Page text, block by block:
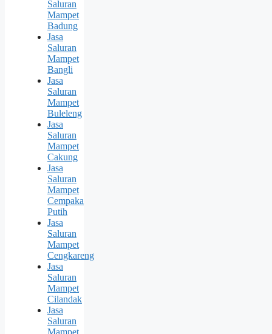
Saluran
Mampet
Badung
Jasa
Saluran
Mampet
Bangli
Jasa
Saluran
Mampet
Buleleng
Jasa
Saluran
Mampet
Cakung
Jasa
Saluran
Mampet
Cempaka
Putih
Jasa
Saluran
Mampet
Cengkareng
Jasa
Saluran
Mampet
Cilandak
Jasa
Saluran